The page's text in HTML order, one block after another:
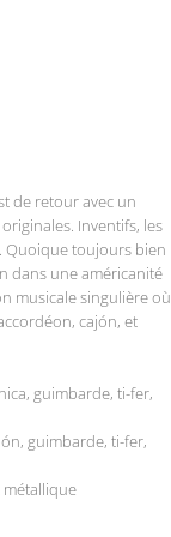
de retour avec un
Inventifs, les
Quoique toujours bien
dans une américanité
musicale singulière où
cajón, et
guimbarde, ti-fer,
guimbarde, ti-fer,
métallique